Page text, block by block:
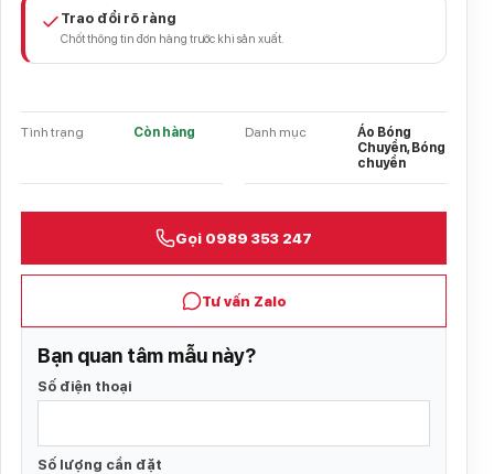
Trao đổi rõ ràng
Chốt thông tin đơn hàng trước khi sản xuất.
Tình trạng Còn hàng Danh mục
Áo Bóng
Chuyền, Bóng
chuyền
Gọi 0989 353 247
Tư vấn Zalo
Bạn quan tâm mẫu này?
Số điện thoại
Số lượng cần đặt